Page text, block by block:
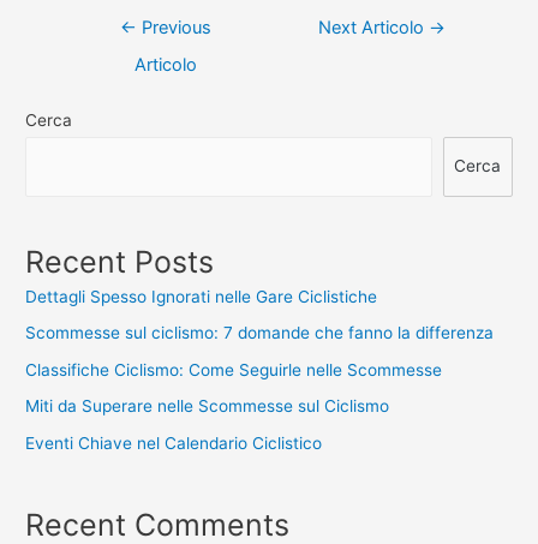
Navigazione
articoli
← Previous
Articolo
Next Articolo →
Cerca
Cerca
Recent Posts
Dettagli Spesso Ignorati nelle Gare Ciclistiche
Scommesse sul ciclismo: 7 domande che fanno la differenza
Classifiche Ciclismo: Come Seguirle nelle Scommesse
Miti da Superare nelle Scommesse sul Ciclismo
Eventi Chiave nel Calendario Ciclistico
Recent Comments